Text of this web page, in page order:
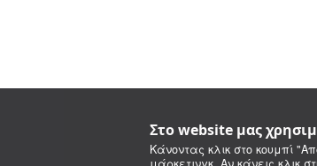
Στο website μας
Κάνοντας κλικ στο κουμπί